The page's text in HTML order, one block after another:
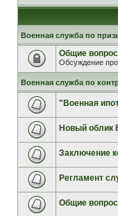
Военная служба по
Общие
Обсуждение
Военная служба по
"Военная
Новый облик
Заключение
Регламент
Общие